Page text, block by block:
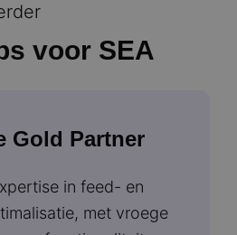
voor SEA
Gold Partner
in feed- en
met vroege